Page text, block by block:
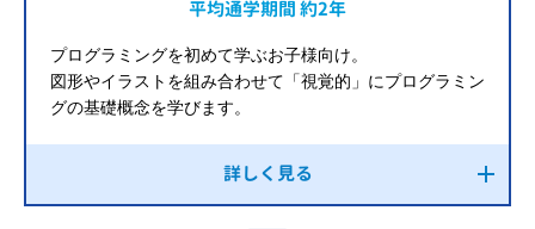
平均通学期間 約2年
プログラミングを初めて学ぶお子様向け。
図形やイラストを組み合わせて「視覚的」にプログラミン
グの基礎概念を学びます。
詳しく見る